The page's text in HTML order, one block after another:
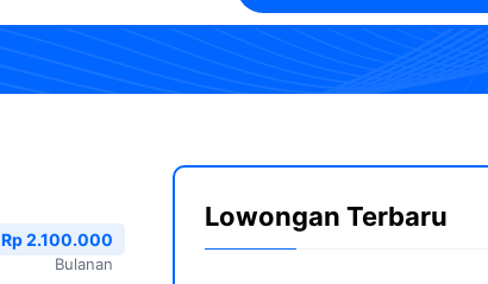
Rp 2.100.000
Bulanan
Lowongan Terbaru